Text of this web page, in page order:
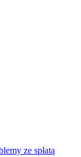
ze spłatą